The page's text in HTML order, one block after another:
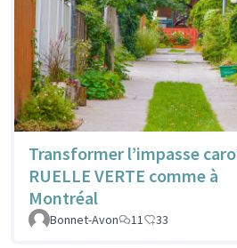
Transformer l’impasse
RUELLE VERTE comme à
Montréal
Bonnet-Avon 11 33